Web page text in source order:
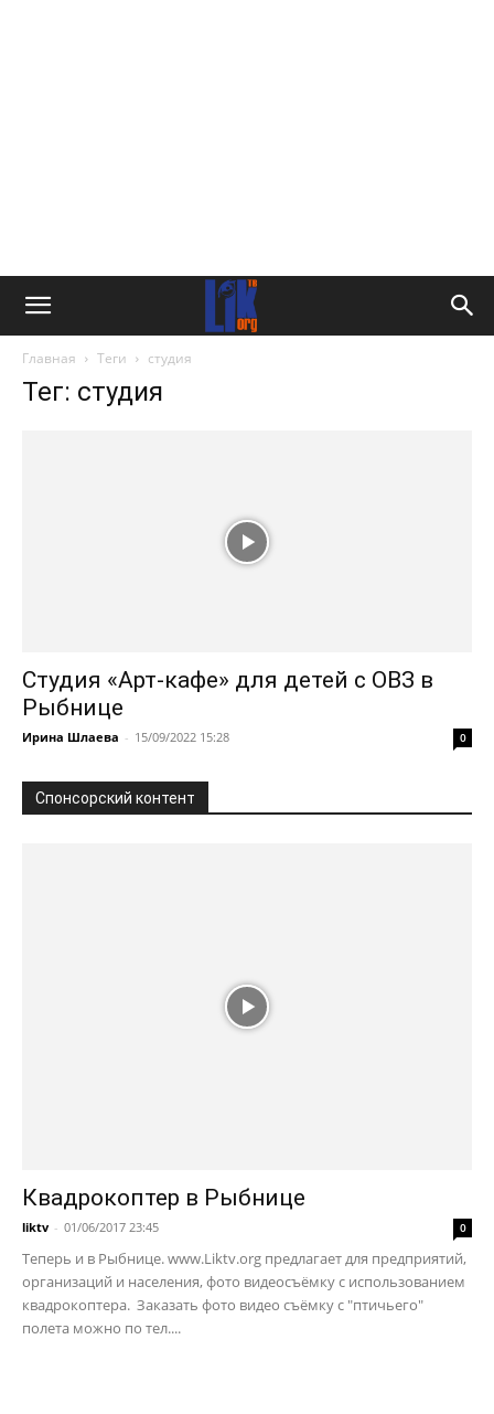
Главная Теги студия
Тег: студия
Студия «Арт-кафе» для детей с ОВЗ в
Рыбнице
Ирина Шлаева - 15/09/2022 15:28 0
Спонсорский контент
Квадрокоптер в Рыбнице
liktv - 01/06/2017 23:45 0
Теперь и в Рыбнице. www.Liktv.org предлагает для предприятий,
организаций и населения, фото видеосъёмку с использованием
квадрокоптера. Заказать фото видео съёмку с "птичьего"
полета можно по тел....